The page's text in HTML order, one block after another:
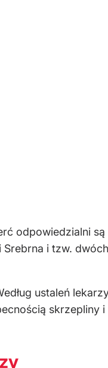
odpowiedzialni
i tzw.
ustaleń
skrzepliny